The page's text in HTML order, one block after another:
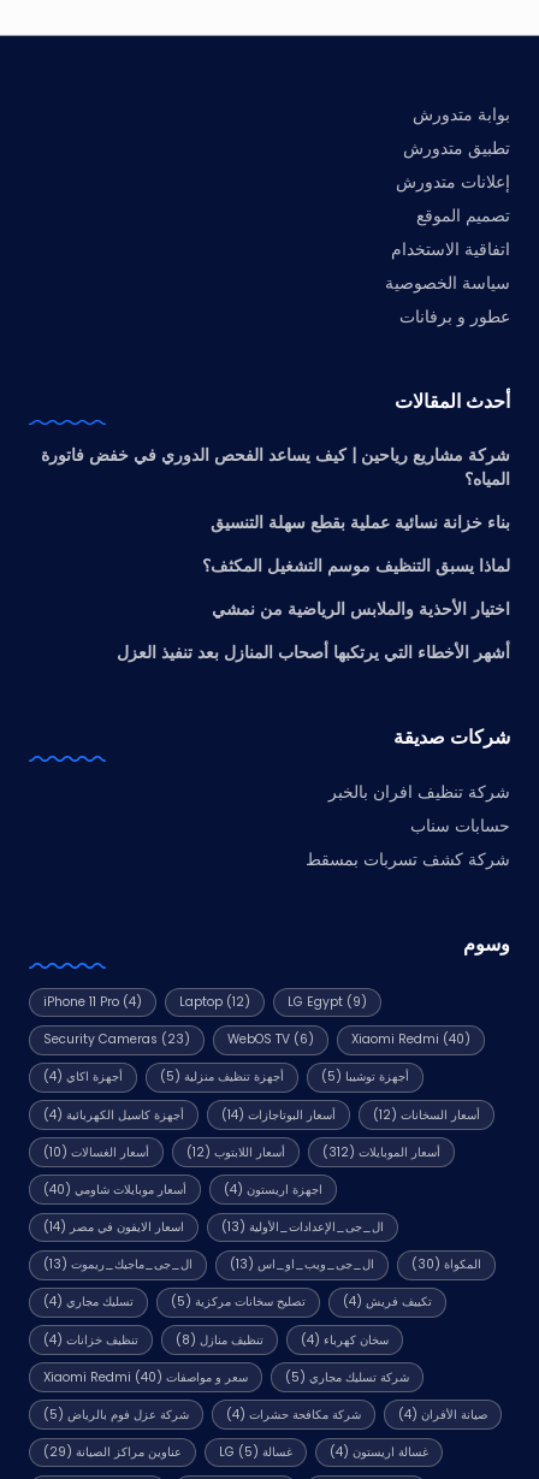
بوابة متدورش
تطبيق متدورش
إعلانات متدورش
تصميم الموقع
اتفاقية الاستخدام
سياسة الخصوصية
عطور و برفانات
أحدث المقالات
شركة مشاريع رياحين | كيف يساعد الفحص الدوري في خفض فاتورة
المياه؟
بناء خزانة نسائية عملية بقطع سهلة التنسيق
لماذا يسبق التنظيف موسم التشغيل المكثف؟
اختيار الأحذية والملابس الرياضية من نمشي
أشهر الأخطاء التي يرتكبها أصحاب المنازل بعد تنفيذ العزل
شركات صديقة
شركة تنظيف افران بالخبر
حسابات سناب
شركة كشف تسربات بمسقط
وسوم
iPhone 11 Pro (4) Laptop(12) LG Egypt(9)
Security Cameras (23) WebOS TV(6) Xiaomi Redmi (40)
أجهزة اكاي(4) أجهزة تنظيف منزلية (5) أجهزة توشيبا (5)
أجهزة كاسيل الكهربائية(4) أسعار البوتاجازات (14) أسعار السخانات (12)
أسعار الغسالات(10) أسعار اللابتوب (12) أسعار الموبايلات (312)
أسعار موبايلات شاومي(40) اجهزة اريستون (4)
اسعار الايفون في مصر (14) ال_جى_الإعدادات_الأولية (13)
ال_جى_ماجيك_ريموت(13) ال_جى_ويب_او_اس (13) المكواة (30)
تسليك مجاري(4) تصليح سخانات مركزية (5) تكييف فريش (4)
تنظيف خزانات(4) تنظيف منازل (8) سخان كهرباء (4)
سعر و مواصفات Xiaomi Redmi (40) شركة تسليك مجاري (5)
شركة عزل فوم بالرياض(5) شركة مكافحة حشرات (4) صيانة الأفران (4)
عناوين مراكز الصيانة(29) غسالة LG (5) غسالة اريستون (4)